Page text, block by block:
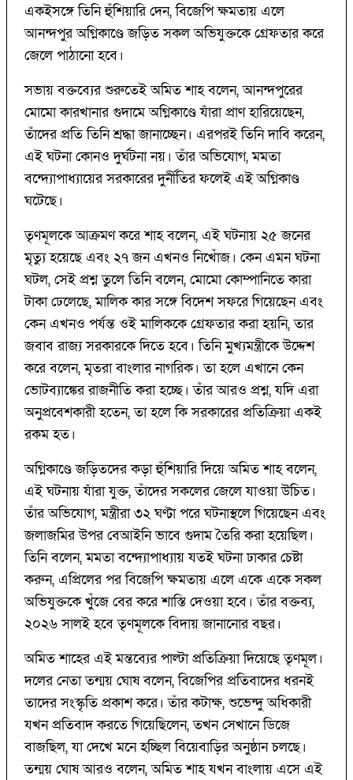
একইসঙ্গে তিনি হুঁশিয়ারি দেন, বিজেপি ক্ষমতায় এলে
আনন্দপুর অগ্নিকাণ্ডে জড়িত সকল অভিযুক্তকে গ্রেফতার করে
জেলে পাঠানো হবে।
সভায় বক্তব্যের শুরুতেই অমিত শাহ বলেন, আনন্দপুরের
মোমো কারখানার গুদামে অগ্নিকাণ্ডে যাঁরা প্রাণ হারিয়েছেন,
তাঁদের প্রতি তিনি শ্রদ্ধা জানাচ্ছেন। এরপরই তিনি দাবি করেন,
এই ঘটনা কোনও দুর্ঘটনা নয়। তাঁর অভিযোগ, মমতা
বন্দ্যোপাধ্যায়ের সরকারের দুর্নীতির ফলেই এই অগ্নিকাণ্ড
ঘটেছে।
তৃণমূলকে আক্রমণ করে শাহ বলেন, এই ঘটনায় ২৫ জনের
মৃত্যু হয়েছে এবং ২৭ জন এখনও নিখোঁজ। কেন এমন ঘটনা
ঘটল, সেই প্রশ্ন তুলে তিনি বলেন, মোমো কোম্পানিতে কারা
টাকা ঢেলেছে, মালিক কার সঙ্গে বিদেশ সফরে গিয়েছেন এবং
কেন এখনও পর্যন্ত ওই মালিককে গ্রেফতার করা হয়নি, তার
জবাব রাজ্য সরকারকে দিতে হবে। তিনি মুখ্যমন্ত্রীকে উদ্দেশ
করে বলেন, মৃতরা বাংলার নাগরিক। তা হলে এখানে কেন
ভোটব্যাঙ্কের রাজনীতি করা হচ্ছে। তাঁর আরও প্রশ্ন, যদি এরা
অনুপ্রবেশকারী হতেন, তা হলে কি সরকারের প্রতিক্রিয়া একই
রকম হত।
অগ্নিকাণ্ডে জড়িতদের কড়া হুঁশিয়ারি দিয়ে অমিত শাহ বলেন,
এই ঘটনায় যাঁরা যুক্ত, তাঁদের সকলের জেলে যাওয়া উচিত।
তাঁর অভিযোগ, মন্ত্রীরা ৩২ ঘণ্টা পরে ঘটনাস্থলে গিয়েছেন এবং
জলাজমির উপর বেআইনি ভাবে গুদাম তৈরি করা হয়েছিল।
তিনি বলেন, মমতা বন্দ্যোপাধ্যায় যতই ঘটনা ঢাকার চেষ্টা
করুন, এপ্রিলের পর বিজেপি ক্ষমতায় এলে একে একে সকল
অভিযুক্তকে খুঁজে বের করে শাস্তি দেওয়া হবে। তাঁর বক্তব্য,
২০২৬ সালই হবে তৃণমূলকে বিদায় জানানোর বছর।
অমিত শাহের এই মন্তব্যের পাল্টা প্রতিক্রিয়া দিয়েছে তৃণমূল।
দলের নেতা তন্ময় ঘোষ বলেন, বিজেপির প্রতিবাদের ধরনই
তাদের সংস্কৃতি প্রকাশ করে। তাঁর কটাক্ষ, শুভেন্দু অধিকারী
যখন প্রতিবাদ করতে গিয়েছিলেন, তখন সেখানে ডিজে
বাজছিল, যা দেখে মনে হচ্ছিল বিয়েবাড়ির অনুষ্ঠান চলছে।
তন্ময় ঘোষ আরও বলেন, অমিত শাহ যখন বাংলায় এসে এই